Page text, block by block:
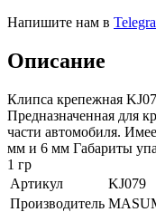
Напишите нам в
Описание
Клипса крепежная
Предназначенная для
части автомобиля.
мм и 6 мм Габариты
1 гр
Артикул
KJ079
Производитель